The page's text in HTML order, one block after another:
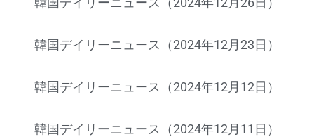
韓国デイリーニュース（2024年12月23日）
韓国デイリーニュース（2024年12月12日）
韓国デイリーニュース（2024年12月11日）